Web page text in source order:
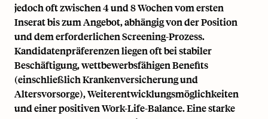
jedoch oft zwischen 4 und 8 Wochen vom ersten
Inserat bis zum Angebot, abhängig von der Position
und dem erforderlichen Screening-Prozess.
Kandidatenpräferenzen liegen oft bei stabiler
Beschäftigung, wettbewerbsfähigen Benefits
(einschließlich Krankenversicherung und
Altersvorsorge), Weiterentwicklungsmöglichkeiten
und einer positiven Work-Life-Balance. Eine starke